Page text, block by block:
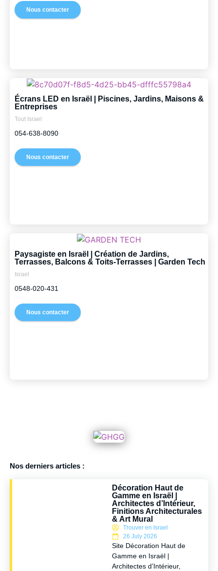
Nous contacter
Écrans LED en Israël | Piscines, Jardins, Maisons &
Entreprises
Tout Israel
054-638-8090
Nous contacter
Paysagiste en Israël | Création de Jardins,
Terrasses, Balcons & Toits-Terrasses | Garden Tech
Israel
0548-020-431
Nous contacter
Nos derniers articles :
Décoration Haut de
Gamme en Israël |
Architectes d’Intérieur,
Finitions Architecturales
& Art Mural
Trouver en Israel
26 July 2026
Site Décoration Haut de
Gamme en Israël |
Architectes d’Intérieur,